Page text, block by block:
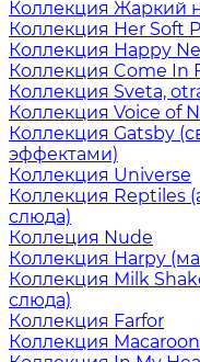
Коллекция Жаркий
Коллекция Her Soft
Коллекция Happy
Коллекция Come In
Коллекция Sveta,
Коллекция Voice of
Коллекция Gatsby
эффектами)
Коллекция Universe
Коллекция Reptiles
слюда)
Коллеция Nude
Коллекция Harpy
Коллекция Milk
слюда)
Коллекция Farfor
Коллекция